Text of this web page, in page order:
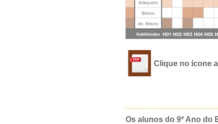
Clique no ícone
Os alunos do 9º Ano do